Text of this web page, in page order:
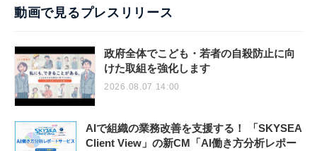
動画で見るプレスリリース
政府全体でこども・若者の自殺防止に向
けた取組を強化します
2026.08.07 14:00
AIで組織の業務改善を支援する！ 「SKYSEA
Client View」の新CM「AI働き方分析レポー